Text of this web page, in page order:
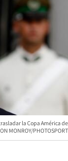
la Copa América de
MONROY/PHOTOSPORT